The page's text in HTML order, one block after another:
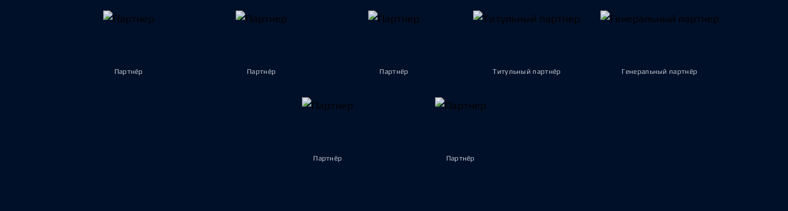
Партнёр Партнёр Партнёр Титульный партнёр Генеральный партнёр
Партнёр Партнёр